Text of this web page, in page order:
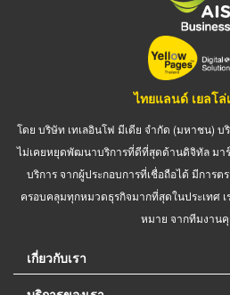
ไทยแลนด์ เยลโล่
โดย บริษัท เทเลอินโฟ มีเดีย จำกัด (มหาชน) บ
ไม่เคยหยุดพัฒนาบริการที่ดีที่สุดด้านดิจิทัล มา
บริการ จากผู้ประกอบการที่เชื่อถือได้ มีการ
ครอบคลุมทุกหมวดธุรกิจมากที่สุดในประเทศ
หมาย จากทีมงาน
เกี่ยวกับเรา